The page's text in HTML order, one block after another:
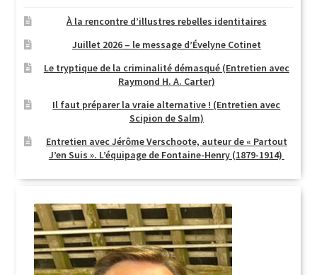
À la rencontre d’illustres rebelles identitaires
Juillet 2026 – le message d’Évelyne Cotinet
Le tryptique de la criminalité démasqué (Entretien avec
Raymond H. A. Carter)
Il faut préparer la vraie alternative ! (Entretien avec
Scipion de Salm)
Entretien avec Jérôme Verschoote, auteur de « Partout
J’en Suis ». L’équipage de Fontaine-Henry (1879-1914)